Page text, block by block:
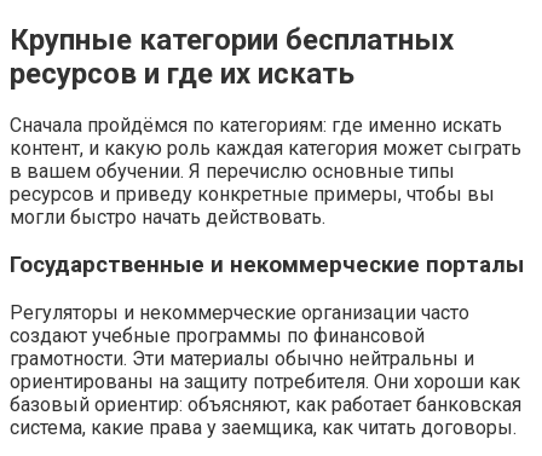
Крупные категории бесплатных
ресурсов и где их искать
Сначала пройдёмся по категориям: где именно искать
контент, и какую роль каждая категория может сыграть
в вашем обучении. Я перечислю основные типы
ресурсов и приведу конкретные примеры, чтобы вы
могли быстро начать действовать.
Государственные и некоммерческие порталы
Регуляторы и некоммерческие организации часто
создают учебные программы по финансовой
грамотности. Эти материалы обычно нейтральны и
ориентированы на защиту потребителя. Они хороши как
базовый ориентир: объясняют, как работает банковская
система, какие права у заемщика, как читать договоры.